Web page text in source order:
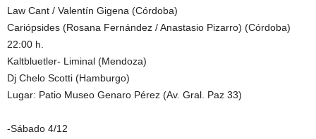
Law Cant / Valentín Gigena (Córdoba)
Cariópsides (Rosana Fernández / Anastasio Pizarro) (Córdoba)
22:00 h.
Kaltbluetler- Liminal (Mendoza)
Dj Chelo Scotti (Hamburgo)
Lugar: Patio Museo Genaro Pérez (Av. Gral. Paz 33)
-Sábado 4/12